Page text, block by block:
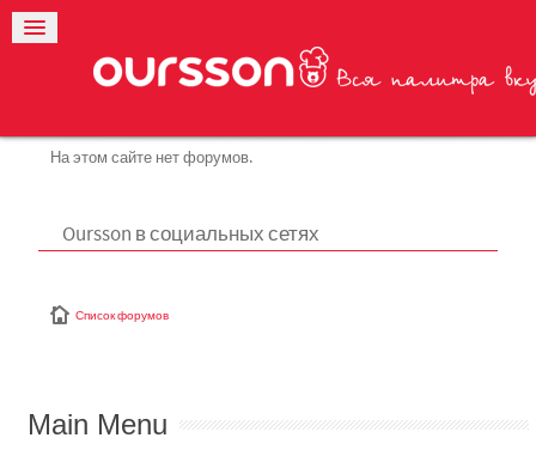
На этом сайте нет форумов.
Oursson в социальных сетях
Список форумов
Main Menu